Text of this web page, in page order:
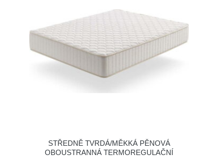
STŘEDNĚ TVRDÁ/MĚKKÁ PĚNOVÁ
OBOUSTRANNÁ TERMOREGULAČNÍ